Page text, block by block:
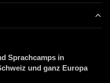
Sprachcamps in
und ganz Europa